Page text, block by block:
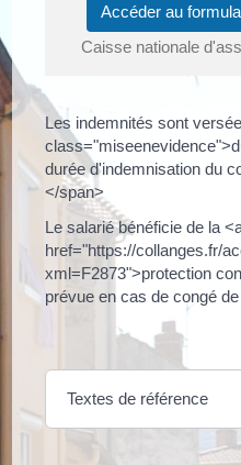
Accéder au
Caisse nationale
Les indemnités sont
durée d'indemnisation du
</span>
Le salarié bénéficie de la
href="https://collanges.fr/
xml=F2873">protection
prévue en cas de congé
Textes de référence